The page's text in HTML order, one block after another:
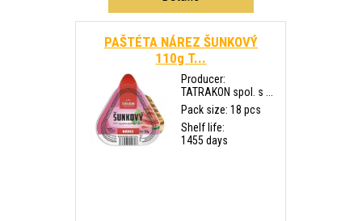
PAŠTÉTA NÁREZ ŠUNKOVÝ
110g T...
Producer:
TATRAKON spol. s ...
Pack size: 18 pcs
Shelf life:
1455 days